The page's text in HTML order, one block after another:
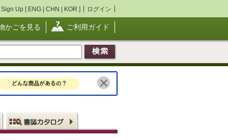
Sign Up [ ENG | CHN | KOR ] ログイン
かごを見る ご利用ガイド